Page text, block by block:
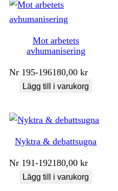
Mot arbetets
avhumanisering
Nr 195-196180,00kr
Lägg till i varukorg
Nyktra & debattsugna
Nr 191-192180,00kr
Lägg till i varukorg